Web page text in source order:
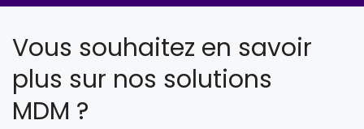
Vous souhaitez en savoir
plus sur nos solutions
MDM ?